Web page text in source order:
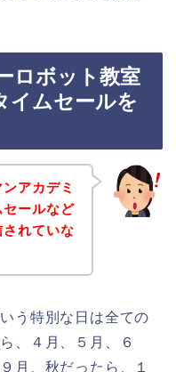
ロボット教室
イムセールを
アカデミ
ールなど
れていな
う特別な日は全ての
、４月、５月、６
月、秋だったら、１